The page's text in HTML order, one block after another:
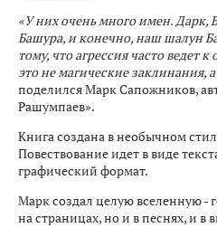
«У них очень много имен. Дарк,
Башура, и конечно, наш шалун
тому, что агрессия часто ведет
это не магические заклинания,
поделился Марк Сапожников,
Рашумпаев».
Книга создана в необычном
Повествование идет в виде
графический формат.
Марк создал целую вселенную -
на страницах, но и в песнях, и в